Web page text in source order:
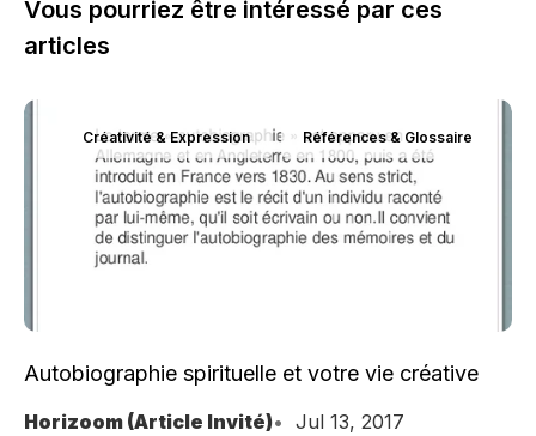
Vous pourriez être intéressé par ces
articles
Créativité & Expression Références & Glossaire
Autobiographie spirituelle et votre vie créative
Horizoom (Article Invité)
Jul 13, 2017